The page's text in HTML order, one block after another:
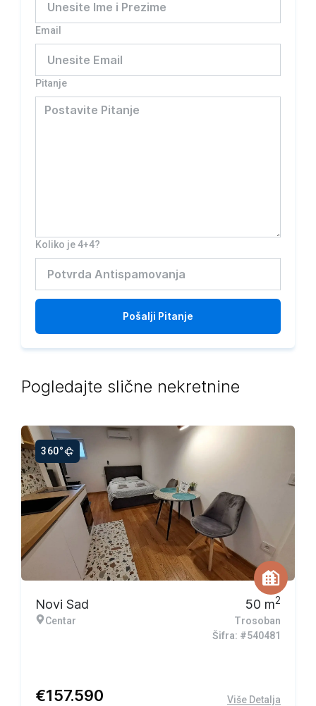
Email
Pitanje
Koliko je 4+4?
Pošalji Pitanje
Pogledajte slične nekretnine
360°
Novi Sad
Centar
50 m2
Trosoban
Šifra: #540481
€157.590 Više Detalja